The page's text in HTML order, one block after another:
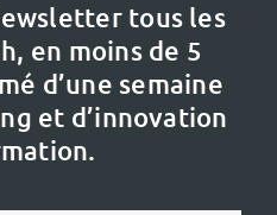
tous les
en moins de 5
d’une semaine
et d’innovation